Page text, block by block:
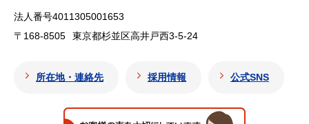
法人番号4011305001653
〒168-8505
東京都杉並区高井戸西3-5-24
所在地・連絡先 採用情報 公式SNS